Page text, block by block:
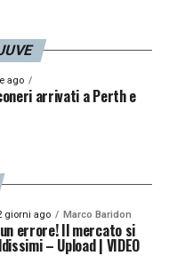
ago
arrivati a Perth e
giorni ago Marco Baridon
errore! Il mercato si
– Upload | VIDEO